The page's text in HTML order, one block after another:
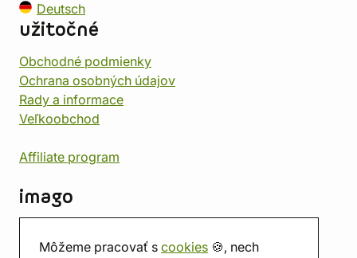
Môžeme pracovať s cookies 🍪, nech
Deutsch
užitočné
Obchodné podmienky
Ochrana osobných údajov
Rady a informace
Veľkoobchod
Affiliate program
imago
Predajňa